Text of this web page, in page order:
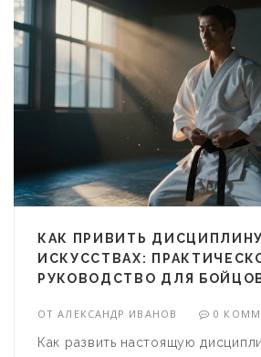
КАК ПРИВИТЬ
ИСКУССТВАХ:
РУКОВОДСТВО ДЛЯ
ОТАЛЕКСАНДР ИВАНОВ 0
Как развить настоящую